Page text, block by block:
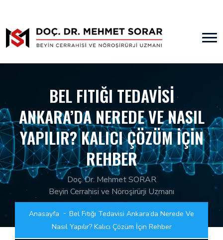
BEL FITIĞI TEDAVISI
ANKARA’DA NEREDE VE NASIL
YAPILIR? KALICI ÇÖZÜM İÇIN
REHBER
Doç. Dr. Mehmet SORAR
Beyin Cerrahisi ve Nöroşirürji Uzmanı
Anasayfa
Bel Fıtığı Tedavisi Ankara’da Nerede Ve
Nasıl Yapılır? Kalıcı Çözüm İçin Rehber